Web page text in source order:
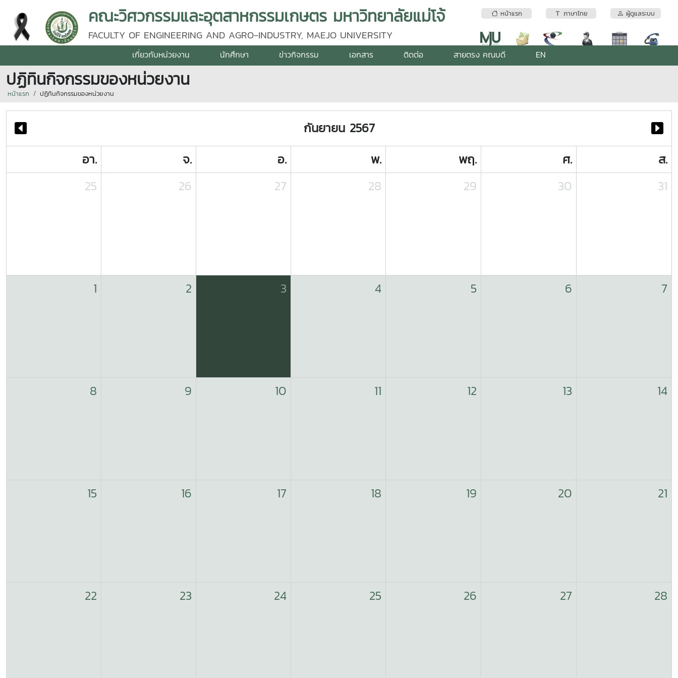
หน้าแรก ภาษาไทย ผู้ดูแลระบบ
คณะวิศวกรรมและอุตสาหกรรมเกษตร มหาวิทยาลัยแม่โจ้
FACULTY OF ENGINEERING AND AGRO-INDUSTRY, MAEJO UNIVERSITY
เกี่ยวกับหน่วยงาน นักศึกษา ข่าวกิจกรรม เอกสาร ติดต่อ สายตรง คณบดี EN
ปฏิทินกิจกรรมของหน่วยงาน
หน้าแรก ปฏิทินกิจกรรมของหน่วยงาน
กันยายน 2567
อา.
จ. อ. พ. พฤ. ศ.
ส.
25
26 27 28 29 30 31
1 2 3 4 5 6 7
8 9 10 11 12 13 14
15 16 17 18 19 20 21
22 23 24 25 26 27 28